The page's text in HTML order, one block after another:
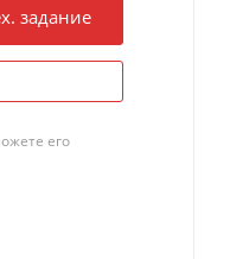
задание
его